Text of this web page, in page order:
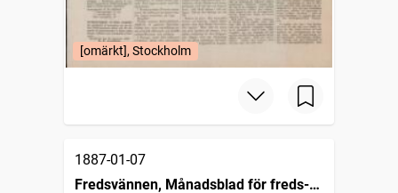
[omärkt], Stockholm
1887-01-07
Fredsvännen, Månadsblad för freds-